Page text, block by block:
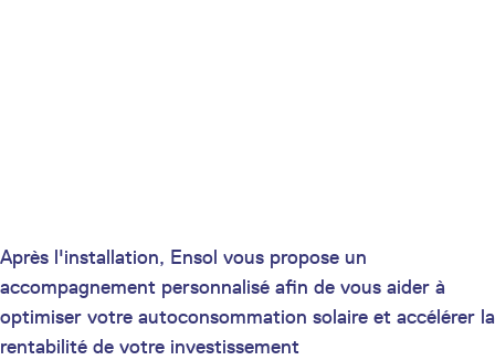
Après l'installation, Ensol vous propose un
accompagnement personnalisé afin de vous aider à
optimiser votre autoconsommation solaire et accélérer la
rentabilité de votre investissement